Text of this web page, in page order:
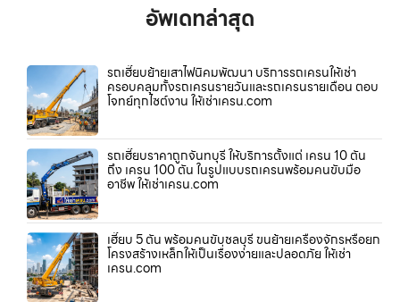
อัพเดทล่าสุด
รถเฮี๊ยบย้ายเสาไฟนิคมพัฒนา บริการรถเครนให้เช่า
ครอบคลุมทั้งรถเครนรายวันและรถเครนรายเดือน ตอบ
โจทย์ทุกไซต์งาน ให้เช่าเครน.com
รถเฮี๊ยบราคาถูกจันทบุรี ให้บริการตั้งแต่ เครน 10 ตัน
ถึง เครน 100 ตัน ในรูปแบบรถเครนพร้อมคนขับมือ
อาชีพ ให้เช่าเครน.com
เฮี๊ยบ 5 ตัน พร้อมคนขับชลบุรี ขนย้ายเครื่องจักรหรือยก
โครงสร้างเหล็กให้เป็นเรื่องง่ายและปลอดภัย ให้เช่า
เครน.com